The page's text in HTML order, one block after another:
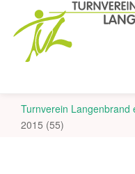
Turnverein Langenbrand
2015 (55)